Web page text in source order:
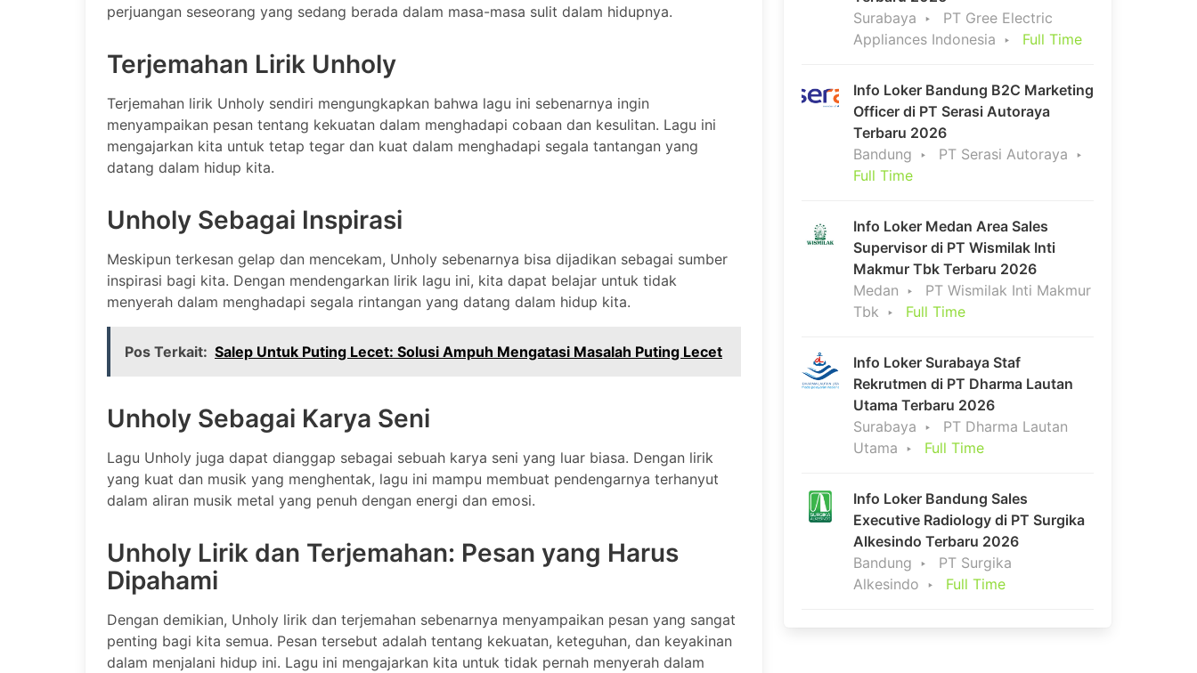
perjuangan seseorang yang sedang berada dalam masa-masa sulit dalam hidupnya.
Terjemahan Lirik Unholy
Terjemahan lirik Unholy sendiri mengungkapkan bahwa lagu ini sebenarnya ingin
menyampaikan pesan tentang kekuatan dalam menghadapi cobaan dan kesulitan. Lagu ini
mengajarkan kita untuk tetap tegar dan kuat dalam menghadapi segala tantangan yang
datang dalam hidup kita.
Unholy Sebagai Inspirasi
Meskipun terkesan gelap dan mencekam, Unholy sebenarnya bisa dijadikan sebagai sumber
inspirasi bagi kita. Dengan mendengarkan lirik lagu ini, kita dapat belajar untuk tidak
menyerah dalam menghadapi segala rintangan yang datang dalam hidup kita.
Pos Terkait: Salep Untuk Puting Lecet: Solusi Ampuh Mengatasi Masalah Puting Lecet
Unholy Sebagai Karya Seni
Lagu Unholy juga dapat dianggap sebagai sebuah karya seni yang luar biasa. Dengan lirik
yang kuat dan musik yang menghentak, lagu ini mampu membuat pendengarnya terhanyut
dalam aliran musik metal yang penuh dengan energi dan emosi.
Unholy Lirik dan Terjemahan: Pesan yang Harus
Dipahami
Dengan demikian, Unholy lirik dan terjemahan sebenarnya menyampaikan pesan yang sangat
penting bagi kita semua. Pesan tersebut adalah tentang kekuatan, keteguhan, dan keyakinan
dalam menjalani hidup ini. Lagu ini mengajarkan kita untuk tidak pernah menyerah dalam
Surabaya
PT Gree Electric
Appliances Indonesia
Full Time
Info Loker Bandung B2C Marketing
Officer di PT Serasi Autoraya
Terbaru 2026
Bandung
PT Serasi Autoraya
Full Time
Info Loker Medan Area Sales
Supervisor di PT Wismilak Inti
Makmur Tbk Terbaru 2026
Medan
PT Wismilak Inti Makmur
Tbk
Full Time
Info Loker Surabaya Staf
Rekrutmen di PT Dharma Lautan
Utama Terbaru 2026
Surabaya
PT Dharma Lautan
Utama
Full Time
Info Loker Bandung Sales
Executive Radiology di PT Surgika
Alkesindo Terbaru 2026
Bandung
PT Surgika
Alkesindo
Full Time